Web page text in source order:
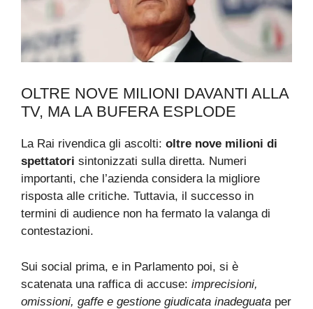
OLTRE NOVE MILIONI DAVANTI ALLA
TV, MA LA BUFERA ESPLODE
La Rai rivendica gli ascolti: oltre nove milioni di
spettatori sintonizzati sulla diretta. Numeri
importanti, che l’azienda considera la migliore
risposta alle critiche. Tuttavia, il successo in
termini di audience non ha fermato la valanga di
contestazioni.
Sui social prima, e in Parlamento poi, si è
scatenata una raffica di accuse: imprecisioni,
omissioni, gaffe e gestione giudicata inadeguata per